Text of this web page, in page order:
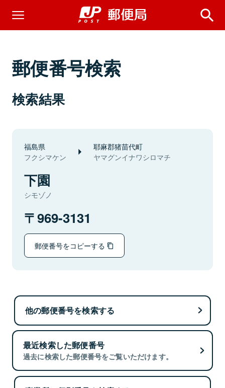
郵便番号検索
検索結果
福島県
フクシマケン
耶麻郡猪苗代町
ヤマグンイナワシロマチ
下園
シモゾノ
969-3131
郵便番号をコピーする
他の郵便番号を検索する
最近検索した郵便番号
過去に検索した郵便番号をご覧いただけます。